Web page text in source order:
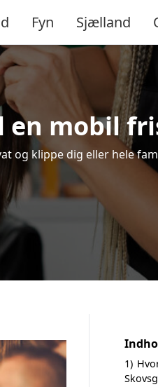
Fyn Sjælland
en mobil
og klippe dig eller hele
1)